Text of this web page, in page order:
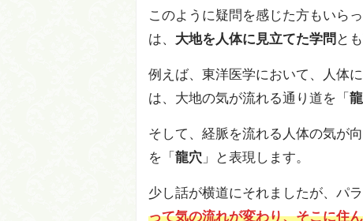
このように疑問を感じた方もいら
は、 大地を人体に見立てた学問 と
例えば、東洋医学において、人体
は、大地の気が流れる通り道を「
そして、経脈を流れる人体の気が
を「 龍穴 」と表現します。
少し話が横道にそれましたが、パ
って気の流れが変わり、そこに住